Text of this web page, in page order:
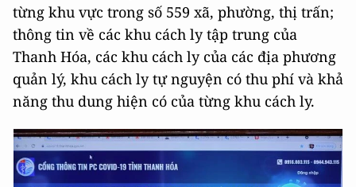
từng khu vực trong số 559 xã, phường, thị trấn;
thông tin về các khu cách ly tập trung của
Thanh Hóa, các khu cách ly của các địa phương
quản lý, khu cách ly tự nguyện có thu phí và khả
năng thu dung hiện có của từng khu cách ly.